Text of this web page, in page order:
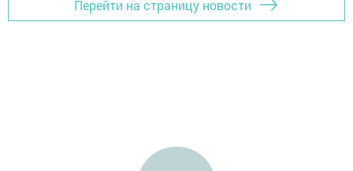
Перейти на страницу новости